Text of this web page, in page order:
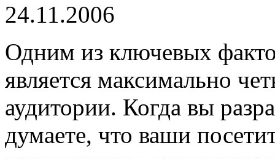
24.11.2006
Одним из ключевых
является максимально
аудитории. Когда вы
думаете, что ваши